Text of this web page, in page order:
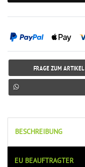
FRAGE ZUM ARTIKEL
BESCHREIBUNG
EU BEAUFTRAGTER